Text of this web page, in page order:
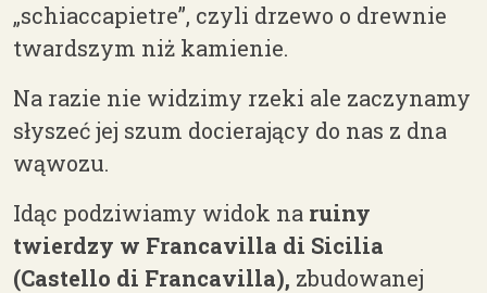
„schiaccapietre”, czyli drzewo o drewnie
twardszym niż kamienie.
Na razie nie widzimy rzeki ale zaczynamy
słyszeć jej szum docierający do nas z dna
wąwozu.
Idąc podziwiamy widok na ruiny
twierdzy w Francavilla di Sicilia
(Castello di Francavilla), zbudowanej